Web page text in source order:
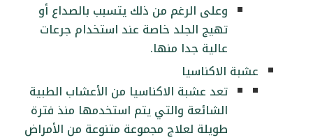
وعلى الرغم من ذلك يتسبب بالصداع أو
تهيج الجلد خاصة عند استخدام جرعات
عالية جدا منها.
عشبة الاكناسيا
تعد عشبة الاكناسيا من الأعشاب الطبية
الشائعة والتي يتم استخدمها منذ فترة
طويلة لعلاج مجموعة متنوعة من الأمراض